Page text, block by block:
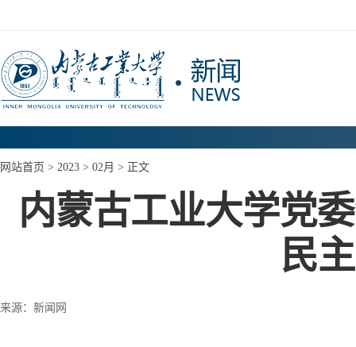
网站首页 > 2023 > 02月 > 正文
内蒙古工业大学党
民
来源：新闻网